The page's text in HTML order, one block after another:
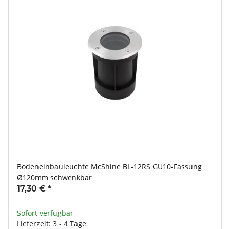
Bodeneinbauleuchte McShine BL-12RS GU10-Fassung
Ø120mm schwenkbar
17,30 € *
Sofort verfügbar
Lieferzeit: 3 - 4 Tage